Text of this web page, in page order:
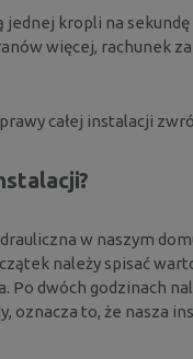
kropli na
więcej, rachunek
całej instalacji
w naszym
należy spisać
Po dwóch godzinach
oznacza to, że nasza